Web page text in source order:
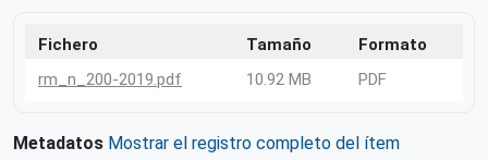
Fichero Tamaño
Formato
rm_n_200-2019.pdf
10.92 MB PDF
Metadatos Mostrar el registro completo del ítem